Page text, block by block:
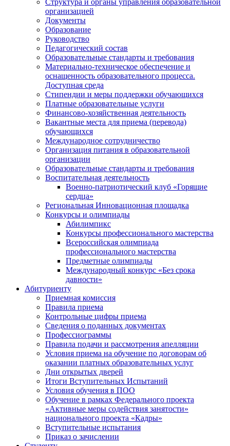
Структура и органы управления образовательной
организацией
Документы
Образование
Руководство
Педагогический состав
Образовательные стандарты и требования
Материально-техническое обеспечение и
оснащенность образовательного процесса.
Доступная среда
Стипендии и меры поддержки обучающихся
Платные образовательные услуги
Финансово-хозяйственная деятельность
Вакантные места для приема (перевода)
обучающихся
Международное сотрудничество
Организация питания в образовательной
организации
Образовательные стандарты и требования
Воспитательная деятельность
Военно-патриотический клуб «Горящие
сердца»
Региональная Инновационная площадка
Конкурсы и олимпиады
Абилимпикс
Конкурсы профессионального мастерства
Всероссийская олимпиада
профессионального мастерства
Предметные олимпиады
Международный конкурс «Без срока
давности»
Абитуриенту
Приемная комиссия
Правила приема
Контрольные цифры приема
Сведения о поданных документах
Профессиограммы
Правила подачи и рассмотрения апелляции
Условия приема на обучение по договорам об
оказании платных образовательных услуг
Дни открытых дверей
Итоги Вступительных Испытаний
Условия обучения в ПОО
Обучение в рамках Федерального проекта
«Активные меры содействия занятости»
национального проекта «Кадры»
Вступительные испытания
Приказ о зачислении